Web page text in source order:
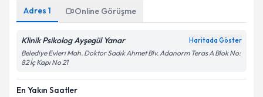
Adres 1 Online Görüşme
Klinik Psikolog Ayşegül Yanar Haritada Göster
Belediye Evleri Mah. Doktor Sadık Ahmet Blv. Adanorm Teras A Blok No:
82 İç Kapı No 21
En Yakın Saatler